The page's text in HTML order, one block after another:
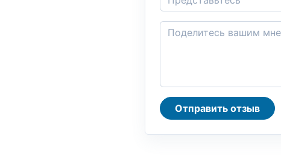
Отправить отзыв